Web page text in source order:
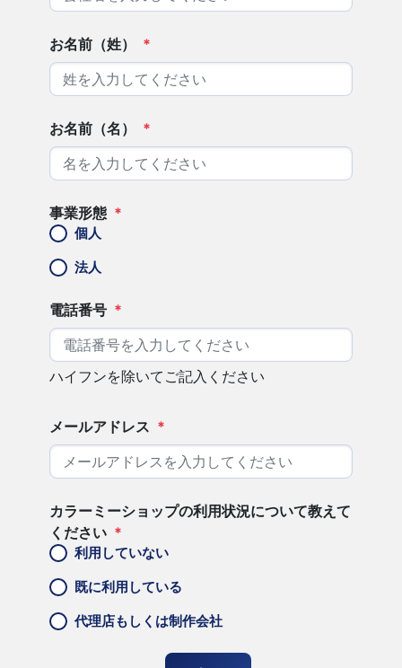
お名前（姓） *
お名前（名） *
事業形態 *
個人
法人
電話番号 *
ハイフンを除いてご記入ください
メールアドレス *
カラーミーショップの利用状況について教えて
ください *
利用していない
既に利用している
代理店もしくは制作会社